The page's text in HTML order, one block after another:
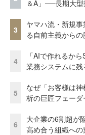
＆A」──長期大
3
ヤマハ流・新規
る自前主義から
4
「AIで作れるか
業務システムに残
5
なぜ「お客様は
析の巨匠フェー
6
大企業の6割超が
高め合う組織へ